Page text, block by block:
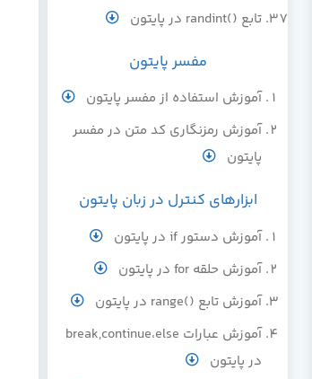
تابع ()randint در پایتون
مفسر پايتون
آموزش استفاده از مفسر پایتون
آموزش رمزنگاری کد متن در مفسر
پایتون
ابزارهای کنترل در زبان پایتون
آموزش دستور if در پایتون
آموزش حلقه for در پایتون
آموزش تابع ()range در پایتون
آموزش عبارات break,continue،else
در پایتون